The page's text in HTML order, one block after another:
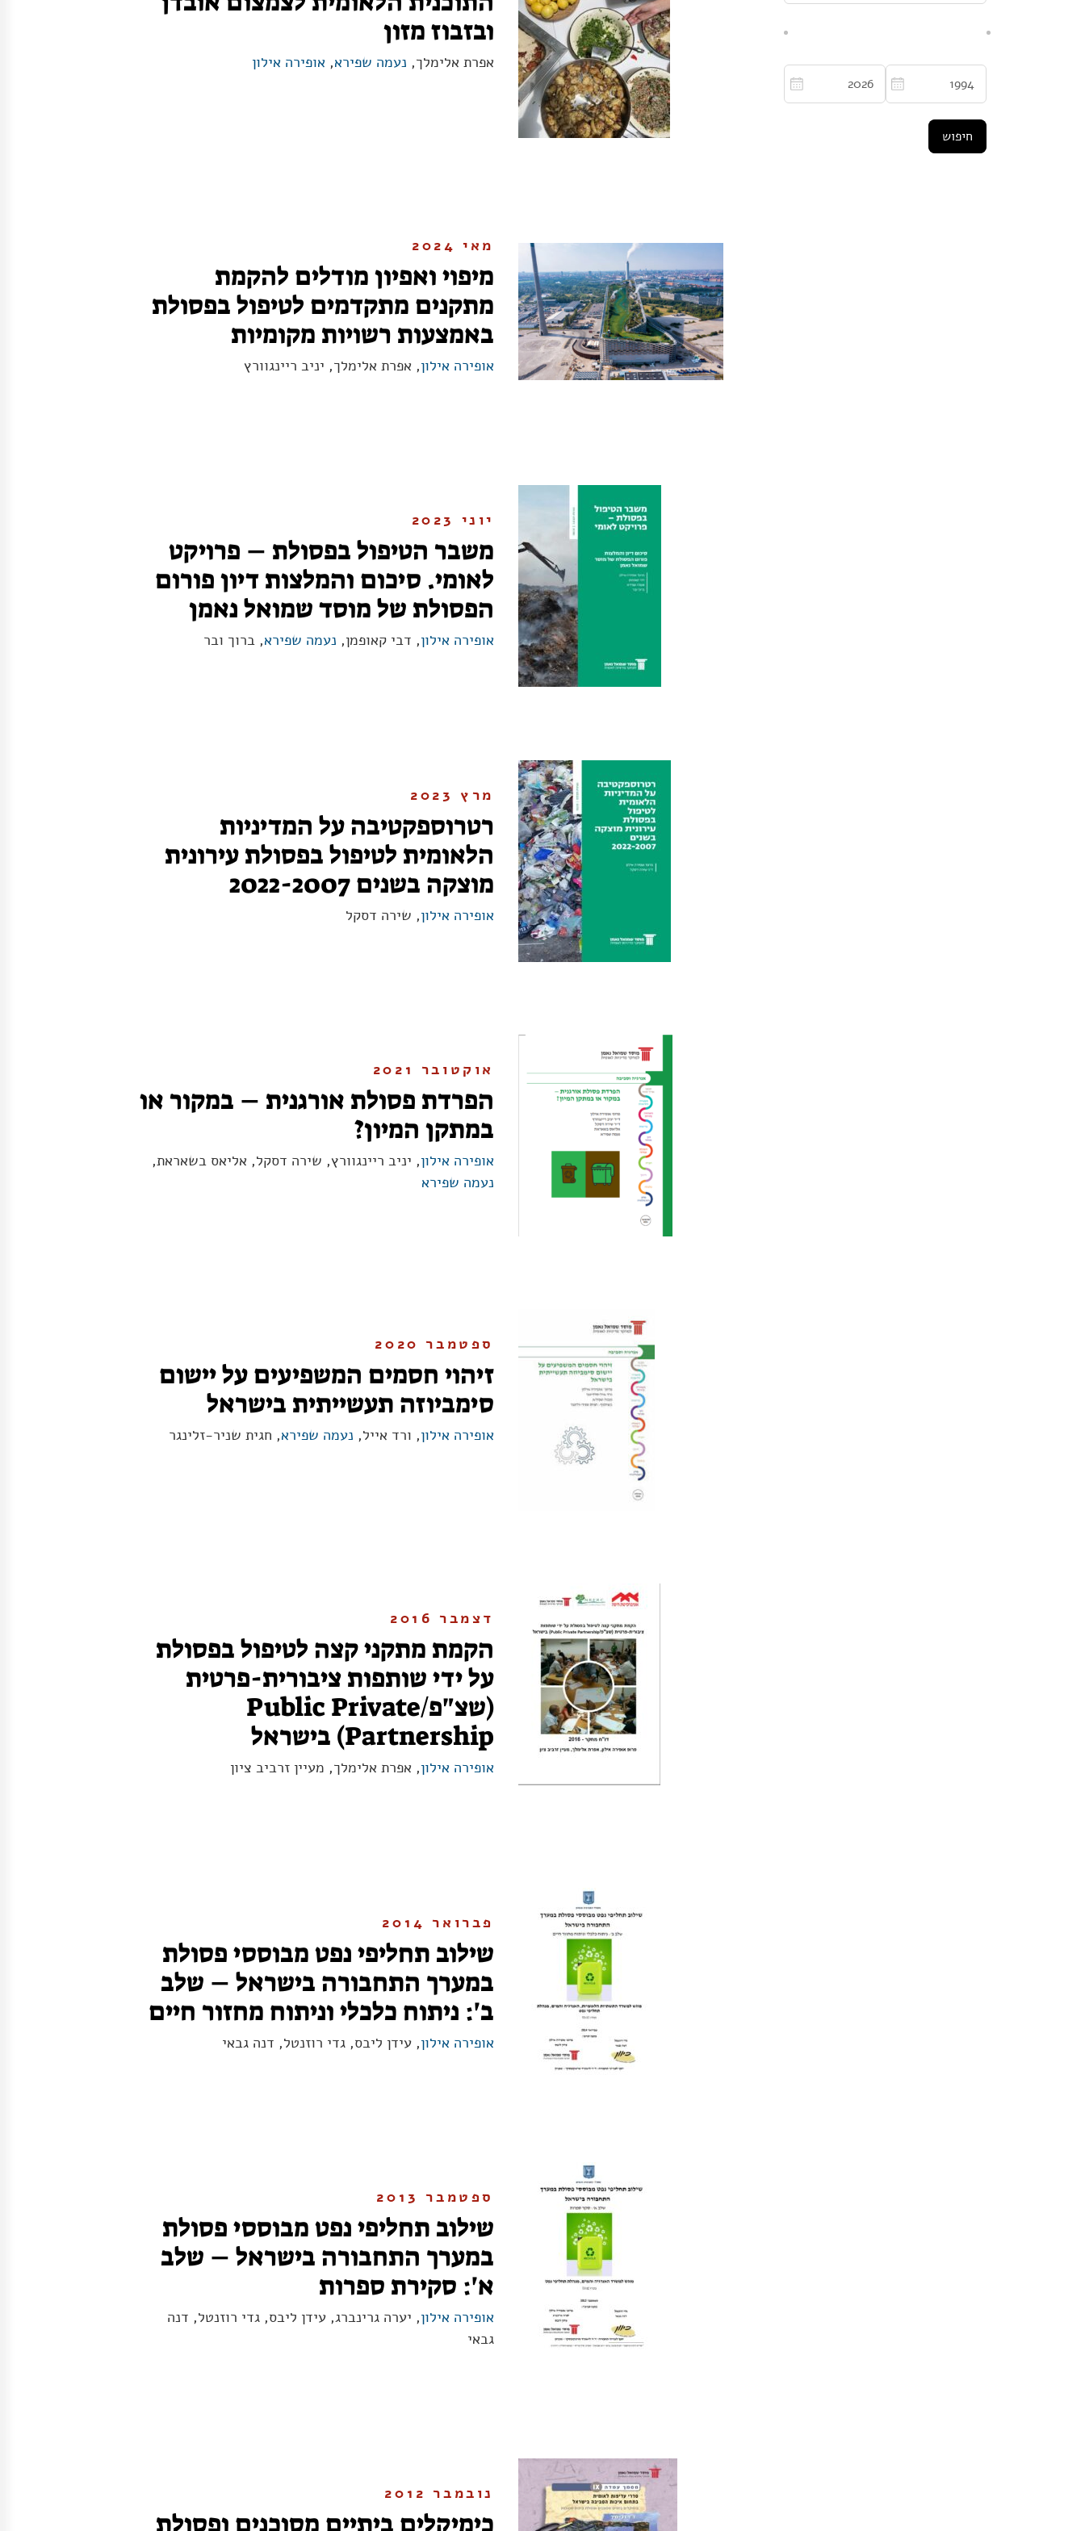
ובזבוז מזון
אפרת אלימלך, נעמה שפירא, אופירה אילון
מאי 2024
מיפוי ואפיון מודלים להקמת
מתקנים מתקדמים לטיפול בפסולת
באמצעות רשויות מקומיות
אופירה אילון, אפרת אלימלך, יניב ריינגוורץ
יוני 2023
משבר הטיפול בפסולת – פרויקט
לאומי. סיכום והמלצות דיון פורום
הפסולת של מוסד שמואל נאמן
אופירה אילון, דבי קאופמן, נעמה שפירא, ברוך ובר
מרץ 2023
רטרוספקטיבה על המדיניות
הלאומית לטיפול בפסולת עירונית
מוצקה בשנים 2022-2007
אופירה אילון, שירה דסקל
אוקטובר 2021
הפרדת פסולת אורגנית – במקור או
במתקן המיון?
אופירה אילון, יניב ריינגוורץ, שירה דסקל, אליאס בשאראת,
נעמה שפירא
ספטמבר 2020
זיהוי חסמים המשפיעים על יישום
סימביוזה תעשייתית בישראל
אופירה אילון, ורד אייל, נעמה שפירא, חגית שניר-זלינגר
דצמבר 2016
הקמת מתקני קצה לטיפול בפסולת
על ידי שותפות ציבורית-פרטית
(שצ"פ/Public Private
Partnership) בישראל
אופירה אילון, אפרת אלימלך, מעיין זרביב ציון
פברואר 2014
שילוב תחליפי נפט מבוססי פסולת
במערך התחבורה בישראל – שלב
ב': ניתוח כלכלי וניתוח מחזור חיים
אופירה אילון, עידן ליבס, גדי רוזנטל, דנה גבאי
ספטמבר 2013
שילוב תחליפי נפט מבוססי פסולת
במערך התחבורה בישראל – שלב
א': סקירת ספרות
אופירה אילון, יערה גרינברג, עידן ליבס, גדי רוזנטל, דנה
גבאי
נובמבר 2012
כימיקלים ביתיים מסוכנים ופסולת